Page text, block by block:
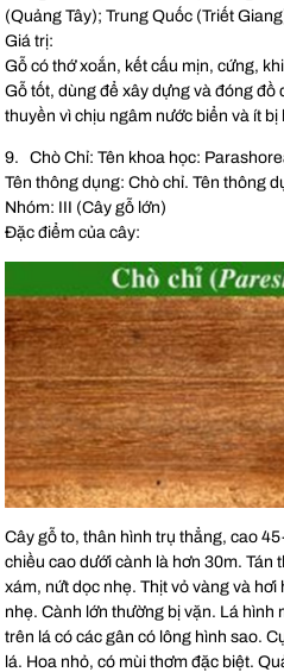
(Quảng Tây); Trung Quốc (Triết
Giá trị:
Gỗ có thớ xoắn, kết cấu mịn, cứng,
Gỗ tốt, dùng để xây dựng và đóng đồ
thuyền vì chịu ngâm nước biển và ít bị
9. Chò Chỉ: Tên khoa học:
Tên thông dụng: Chò chỉ. Tên thông
Nhóm: III (Cây gỗ lớn)
Đặc điểm của cây:
Cây gỗ to, thân hình trụ thẳng, cao
chiều cao dưới cành là hơn 30m. Tán
xám, nứt dọc nhẹ. Thịt vỏ vàng và
nhẹ. Cành lớn thường bị vặn. Lá hình
trên lá có các gân có lông hình sao.
lá. Hoa nhỏ, có mùi thơm đặc biệt.